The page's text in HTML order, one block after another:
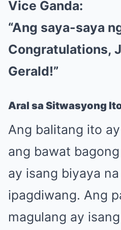
Vice Ganda:
“Ang saya-saya
Congratulations,
Gerald!”
Aral sa Sitwasyong
Ang balitang ito
ang bawat
ay isang biyaya
ipagdiwang. Ang
magulang ay